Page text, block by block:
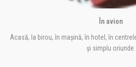
În avion
Acasă, la birou, în mașină, în hotel, în
și simplu oriunde.